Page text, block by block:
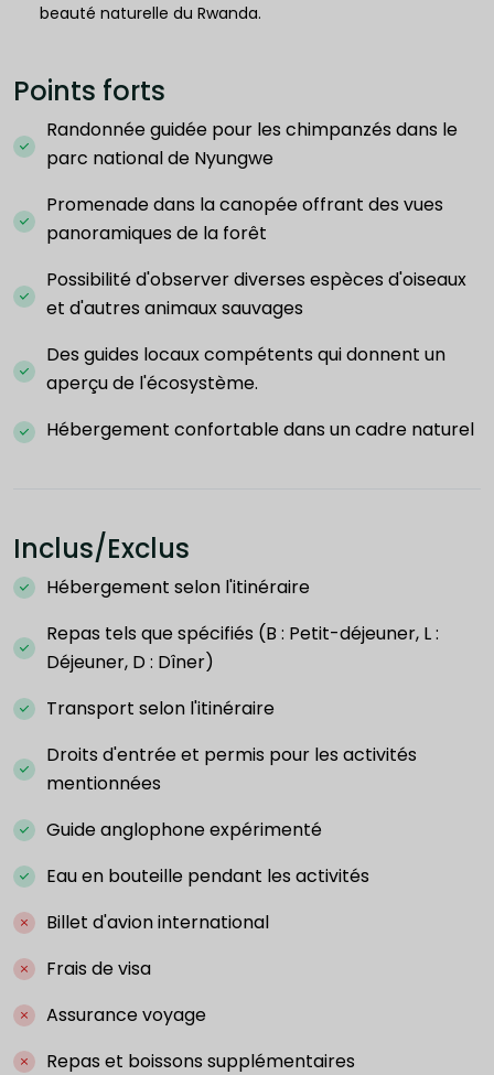
beauté naturelle du Rwanda.
Points forts
Randonnée guidée pour les chimpanzés dans le
parc national de Nyungwe
Promenade dans la canopée offrant des vues
panoramiques de la forêt
Possibilité d'observer diverses espèces d'oiseaux
et d'autres animaux sauvages
Des guides locaux compétents qui donnent un
aperçu de l'écosystème.
Hébergement confortable dans un cadre naturel
Inclus/Exclus
Hébergement selon l'itinéraire
Repas tels que spécifiés (B : Petit-déjeuner, L :
Déjeuner, D : Dîner)
Transport selon l'itinéraire
Droits d'entrée et permis pour les activités
mentionnées
Guide anglophone expérimenté
Eau en bouteille pendant les activités
Billet d'avion international
Frais de visa
Assurance voyage
Repas et boissons supplémentaires